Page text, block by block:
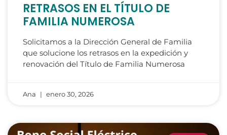
RETRASOS EN EL TÍTULO DE
FAMILIA NUMEROSA
Solicitamos a la Dirección General de Familia
que solucione los retrasos en la expedición y
renovación del Título de Familia Numerosa
Ana enero 30, 2026